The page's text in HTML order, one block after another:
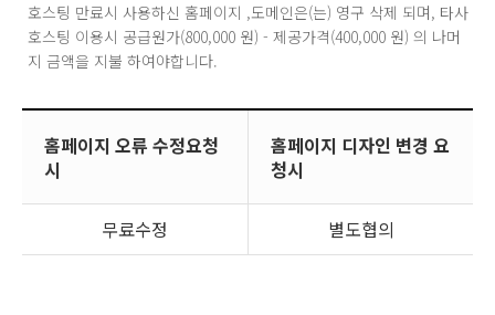
호스팅 만료시 사용하신 홈페이지 ,도메인은(는) 영구 삭제 되며, 타사
호스팅 이용시 공급원가(800,000 원) - 제공가격(400,000 원) 의 나머
지 금액을 지불 하여야합니다.
홈페이지 오류 수정요청
시
홈페이지 디자인 변경 요
청시
무료수정 별도협의